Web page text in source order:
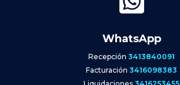
WhatsApp
Recepción3413840091
Facturación3416098383